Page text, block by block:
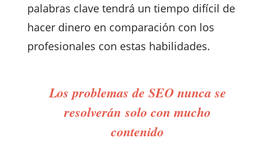
palabras clave tendrá un tiempo difícil de
hacer dinero en comparación con los
profesionales con estas habilidades.
Los problemas de SEO nunca se
resolverán solo con mucho
contenido